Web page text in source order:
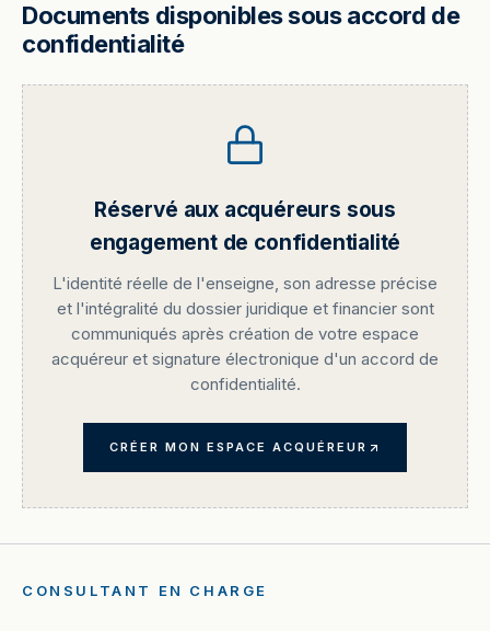
Documents disponibles sous accord de
confidentialité
Réservé aux acquéreurs sous
engagement de confidentialité
L'identité réelle de l'enseigne, son adresse précise
et l'intégralité du dossier juridique et financier sont
communiqués après création de votre espace
acquéreur et signature électronique d'un accord de
confidentialité.
CRÉER MON ESPACE ACQUÉREUR
CONSULTANT EN CHARGE